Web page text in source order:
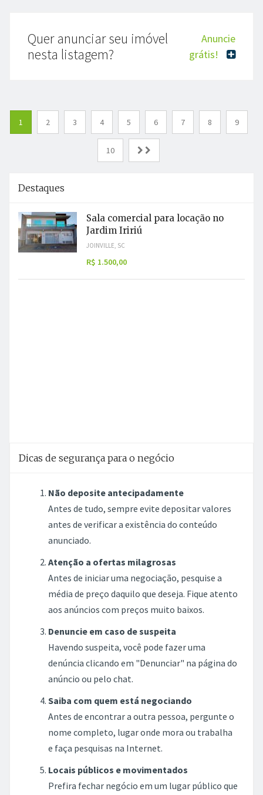
Quer anunciar seu imóvel
nesta listagem?
Anuncie
grátis!
1 2 3 4 5 6 7 8 9
10
Destaques
Sala comercial para locação no
Jardim Iririú
JOINVILLE, SC
R$ 1.500,00
Dicas de segurança para o negócio
Não deposite antecipadamente
Antes de tudo, sempre evite depositar valores
antes de verificar a existência do conteúdo
anunciado.
Atenção a ofertas milagrosas
Antes de iniciar uma negociação, pesquise a
média de preço daquilo que deseja. Fique atento
aos anúncios com preços muito baixos.
Denuncie em caso de suspeita
Havendo suspeita, você pode fazer uma
denúncia clicando em "Denunciar" na página do
anúncio ou pelo chat.
Saiba com quem está negociando
Antes de encontrar a outra pessoa, pergunte o
nome completo, lugar onde mora ou trabalha
e faça pesquisas na Internet.
Locais públicos e movimentados
Prefira fechar negócio em um lugar público que